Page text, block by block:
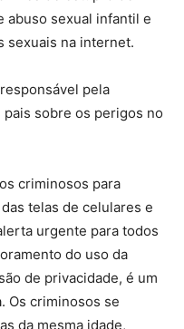
abuso sexual infantil e
sexuais na internet.
pela
sobre os perigos no
criminosos para
telas de celulares e
urgente para todos
do uso da
de privacidade, é um
Os criminosos se
da mesma idade,